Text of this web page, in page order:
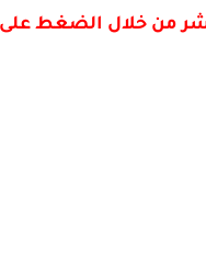
من خلال الضغط